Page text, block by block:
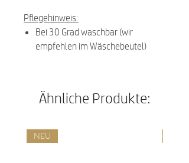
Pflegehinweis:
Bei 30 Grad waschbar (wir
empfehlen im Wäschebeutel)
Ähnliche Produkte:
NEU